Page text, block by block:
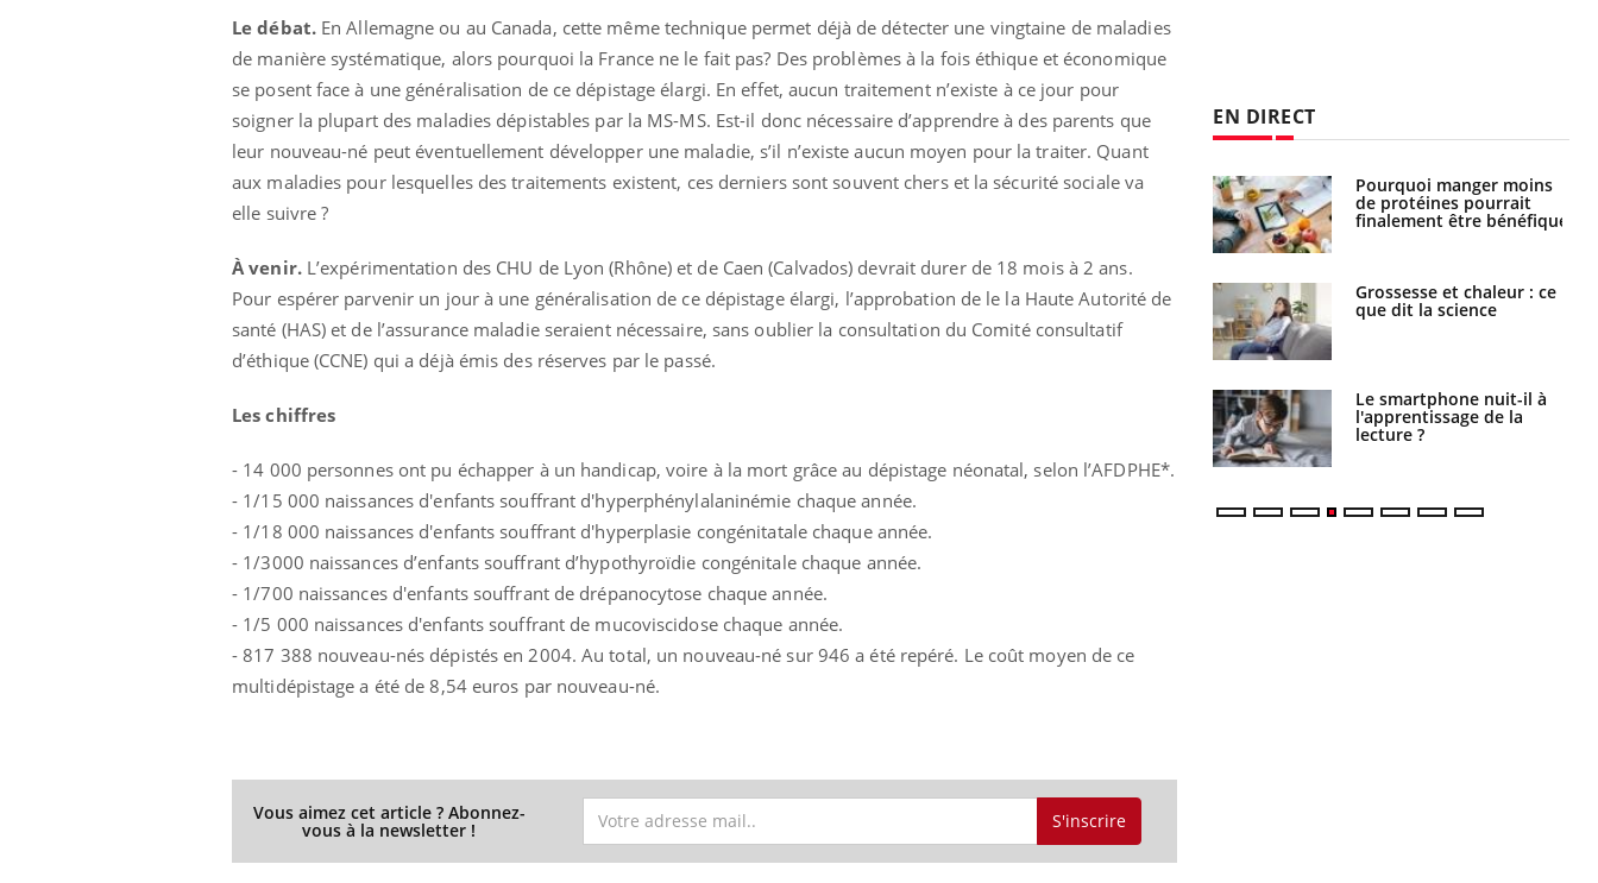
Le débat. En Allemagne ou au Canada, cette même technique permet déjà de détecter une vingtaine de maladies
de manière systématique, alors pourquoi la France ne le fait pas? Des problèmes à la fois éthique et économique
se posent face à une généralisation de ce dépistage élargi. En effet, aucun traitement n’existe à ce jour pour
soigner la plupart des maladies dépistables par la MS-MS. Est-il donc nécessaire d’apprendre à des parents que
leur nouveau-né peut éventuellement développer une maladie, s’il n’existe aucun moyen pour la traiter. Quant
aux maladies pour lesquelles des traitements existent, ces derniers sont souvent chers et la sécurité sociale va
elle suivre ?
À venir.L’expérimentation des CHU de Lyon (Rhône) et de Caen (Calvados) devrait durer de 18 mois à 2 ans.
Pour espérer parvenir un jour à une généralisation de ce dépistage élargi, l’approbation de le la Haute Autorité de
santé (HAS) et de l’assurance maladie seraient nécessaire, sans oublier la consultation du Comité consultatif
d’éthique (CCNE) qui a déjà émis des réserves par le passé.
Les chiffres
- 14 000 personnes ont pu échapper à un handicap, voire à la mort grâce au dépistage néonatal, selon l’AFDPHE*.
- 1/15 000 naissances d'enfants souffrant d'hyperphénylalaninémie chaque année.
- 1/18 000 naissances d'enfants souffrant d'hyperplasie congénitatale chaque année.
- 1/3000 naissances d’enfants souffrant d’hypothyroïdie congénitale chaque année.
- 1/700 naissances d'enfants souffrant de drépanocytose chaque année.
- 1/5 000 naissances d'enfants souffrant de mucoviscidose chaque année.
- 817 388 nouveau-nés dépistés en 2004. Au total, un nouveau-né sur 946 a été repéré. Le coût moyen de ce
multidépistage a été de 8,54 euros par nouveau-né.
Vous aimez cet article ? Abonnez-
vous à la newsletter ! S'inscrire
EN DIRECT
Cancer colorectal : une
stratégie simple aurait
changé la donne au Pays
Chikungunya, dengue,
West Nile : que se passe-
t-il dans le sud de la
France ?
protègent-ils aussi les os
Cytomégalovirus : ce qui
La sieste empêche-t-elle
de dormir la nuit ?
Pourquoi votre ventre
Fortes chaleurs :
pourquoi le risque de
noyade grimpe-t-il ?
Pourquoi manger moins
de protéines pourrait
finalement être bénéfique
Grossesse et chaleur : ce
que dit la science
Le smartphone nuit-il à
l'apprentissage de la
lecture ?